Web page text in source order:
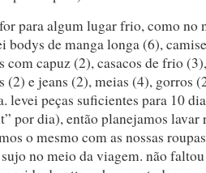
para algum lugar frio, como no
bodys de manga longa (6),
com capuz (2), casacos de frio
(2) e jeans (2), meias (4), gorros
levei peças suficientes para 10
por dia), então planejamos lavar
o mesmo com as nossas
no meio da viagem. não